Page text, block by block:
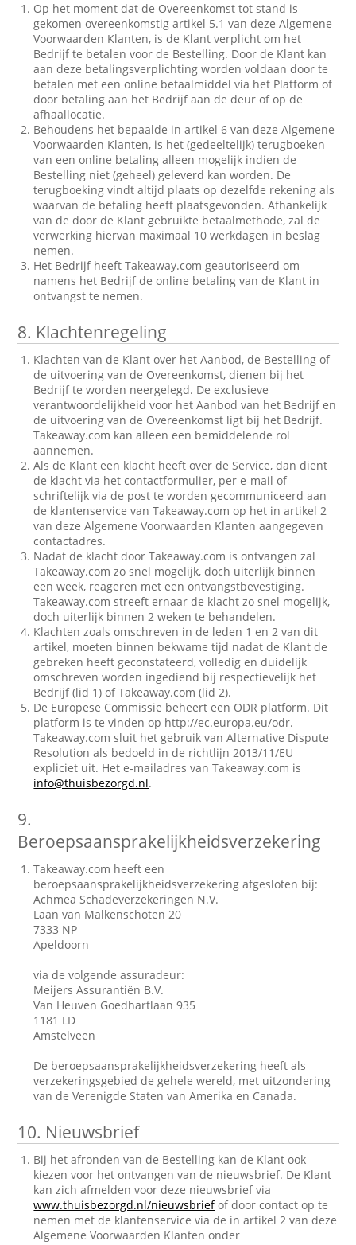
Op het moment dat de Overeenkomst tot stand is
gekomen overeenkomstig artikel 5.1 van deze Algemene
Voorwaarden Klanten, is de Klant verplicht om het
Bedrijf te betalen voor de Bestelling. Door de Klant kan
aan deze betalingsverplichting worden voldaan door te
betalen met een online betaalmiddel via het Platform of
door betaling aan het Bedrijf aan de deur of op de
afhaallocatie.
Behoudens het bepaalde in artikel 6 van deze Algemene
Voorwaarden Klanten, is het (gedeeltelijk) terugboeken
van een online betaling alleen mogelijk indien de
Bestelling niet (geheel) geleverd kan worden. De
terugboeking vindt altijd plaats op dezelfde rekening als
waarvan de betaling heeft plaatsgevonden. Afhankelijk
van de door de Klant gebruikte betaalmethode, zal de
verwerking hiervan maximaal 10 werkdagen in beslag
nemen.
Het Bedrijf heeft Takeaway.com geautoriseerd om
namens het Bedrijf de online betaling van de Klant in
ontvangst te nemen.
8. Klachtenregeling
Klachten van de Klant over het Aanbod, de Bestelling of
de uitvoering van de Overeenkomst, dienen bij het
Bedrijf te worden neergelegd. De exclusieve
verantwoordelijkheid voor het Aanbod van het Bedrijf en
de uitvoering van de Overeenkomst ligt bij het Bedrijf.
Takeaway.com kan alleen een bemiddelende rol
aannemen.
Als de Klant een klacht heeft over de Service, dan dient
de klacht via het contactformulier, per e-mail of
schriftelijk via de post te worden gecommuniceerd aan
de klantenservice van Takeaway.com op het in artikel 2
van deze Algemene Voorwaarden Klanten aangegeven
contactadres.
Nadat de klacht door Takeaway.com is ontvangen zal
Takeaway.com zo snel mogelijk, doch uiterlijk binnen
een week, reageren met een ontvangstbevestiging.
Takeaway.com streeft ernaar de klacht zo snel mogelijk,
doch uiterlijk binnen 2 weken te behandelen.
Klachten zoals omschreven in de leden 1 en 2 van dit
artikel, moeten binnen bekwame tijd nadat de Klant de
gebreken heeft geconstateerd, volledig en duidelijk
omschreven worden ingediend bij respectievelijk het
Bedrijf (lid 1) of Takeaway.com (lid 2).
De Europese Commissie beheert een ODR platform. Dit
platform is te vinden op http://ec.europa.eu/odr.
Takeaway.com sluit het gebruik van Alternative Dispute
Resolution als bedoeld in de richtlijn 2013/11/EU
expliciet uit. Het e-mailadres van Takeaway.com is
info@thuisbezorgd.nl.
9.
Beroepsaansprakelijkheidsverzekering
Takeaway.com heeft een
beroepsaansprakelijkheidsverzekering afgesloten bij:
Achmea Schadeverzekeringen N.V.
Laan van Malkenschoten 20
7333 NP
Apeldoorn
via de volgende assuradeur:
Meijers Assurantiën B.V.
Van Heuven Goedhartlaan 935
1181 LD
Amstelveen
De beroepsaansprakelijkheidsverzekering heeft als
verzekeringsgebied de gehele wereld, met uitzondering
van de Verenigde Staten van Amerika en Canada.
10. Nieuwsbrief
Bij het afronden van de Bestelling kan de Klant ook
kiezen voor het ontvangen van de nieuwsbrief. De Klant
kan zich afmelden voor deze nieuwsbrief via
www.thuisbezorgd.nl/nieuwsbriefof door contact op te
nemen met de klantenservice via de in artikel 2 van deze
Algemene Voorwaarden Klanten onder